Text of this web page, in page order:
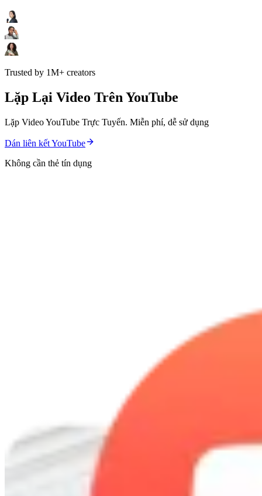
Trusted by 1M+ creators
Lặp Lại Video Trên YouTube
Lặp Video YouTube Trực Tuyến. Miễn phí, dễ sử dụng
Dán liên kết YouTube
Không cần thẻ tín dụng